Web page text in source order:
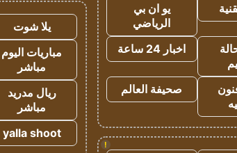
يو ان بي
الرياضي
اخبار 24 ساعة
صحيفة العالم
!
يلا شوت
مباريات اليوم
مباشر
ريال مدريد
مباشر
yalla shoot